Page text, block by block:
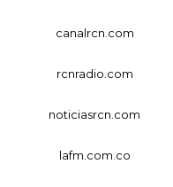
canalrcn.com
rcnradio.com
noticiasrcn.com
lafm.com.co